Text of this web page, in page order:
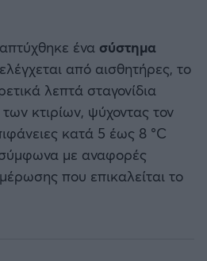
ένα σύστημα
από αισθητήρες, το
λεπτά σταγονίδια
κτιρίων, ψύχοντας τον
κατά 5 έως 8 °C
με αναφορές
που επικαλείται το